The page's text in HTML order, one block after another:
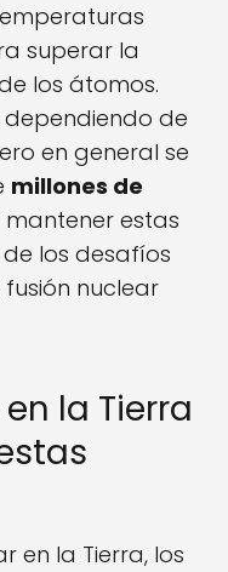
superar la
los átomos.
de
en general se
millones de
mantener estas
los desafíos
nuclear
la Tierra
en la Tierra, los